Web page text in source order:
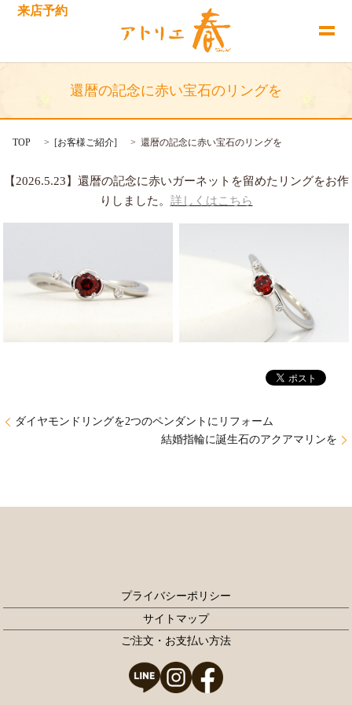
来店予約
還暦の記念に赤い宝石のリングを
TOP [お客様ご紹介] 還暦の記念に赤い宝石のリングを
【2026.5.23】還暦の記念に赤いガーネットを留めたリングをお作
りしました。 詳しくはこちら
ダイヤモンドリングを2つのペンダントにリフォーム
結婚指輪に誕生石のアクアマリンを
プライバシーポリシー
サイトマップ
ご注文・お支払い方法